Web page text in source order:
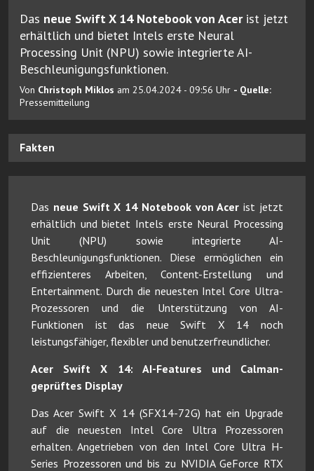
Das neue Swift X 14 Notebook von Acerist jetzt
erhältlich und bietet Intels erste Neural
Processing Unit (NPU) sowie integrierte AI-
Beschleunigungsfunktionen.
Von Christoph Miklos am 25.04.2024 - 09:56 Uhr - Quelle:
Pressemitteilung
Fakten
Das neue Swift X 14 Notebook von Acer ist jetzt
erhältlich und bietet Intels erste Neural Processing
Unit (NPU) sowie integrierte AI-
Beschleunigungsfunktionen. Diese ermöglichen ein
effizienteres Arbeiten, Content-Erstellung und
Entertainment. Durch die neuesten Intel Core Ultra-
Prozessoren und die Unterstützung von AI-
Funktionen ist das neue Swift X 14 noch
leistungsfähiger, flexibler und benutzerfreundlicher.
Acer Swift X 14: AI-Features und Calman-
geprüftes Display
Das Acer Swift X 14 (SFX14-72G) hat ein Upgrade
auf die neuesten Intel Core Ultra Prozessoren
erhalten. Angetrieben von den Intel Core Ultra H-
Series Prozessoren und bis zu NVIDIA GeForce RTX